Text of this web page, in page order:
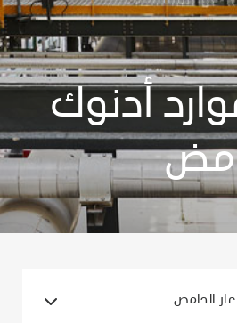
أدنوك
الحامض